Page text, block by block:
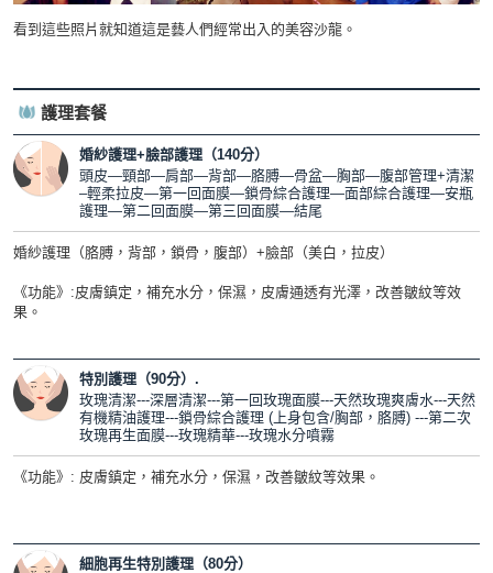
看到這些照片就知道這是藝人們經常出入的美容沙龍。
護理套餐
婚紗護理+臉部護理（140分）
頭皮—頸部—肩部—背部—胳膊—骨盆—胸部—腹部管理+清潔
–輕柔拉皮—第一回面膜—鎖骨綜合護理—面部綜合護理—安瓶
護理—第二回面膜—第三回面膜—結尾
婚紗護理（胳膊，背部，鎖骨，腹部）+臉部（美白，拉皮）
《功能》:皮膚鎮定，補充水分，保濕，皮膚通透有光澤，改善皺紋等效
果。
特別護理（90分）.
玫瑰清潔---深層清潔---第一回玫瑰面膜---天然玫瑰爽膚水---天然
有機精油護理---鎖骨綜合護理 (上身包含/胸部，胳膊) ---第二次
玫瑰再生面膜---玫瑰精華---玫瑰水分噴霧
《功能》: 皮膚鎮定，補充水分，保濕，改善皺紋等效果。
細胞再生特別護理（80分）